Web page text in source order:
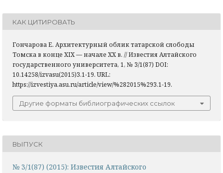
КАК ЦИТИРОВАТЬ
Гончарова Е. Архитектурный облик татарской слободы
Томска в конце XIX — начале XX в. // Известия Алтайского
государственного университета, 1, № 3/1(87) DOI:
10.14258/izvasu(2015)3.1-19. URL:
https://izvestiya.asu.ru/article/view/%282015%293.1-19.
Другие форматы библиографических ссылок
ВЫПУСК
№ 3/1(87) (2015): Известия Алтайского